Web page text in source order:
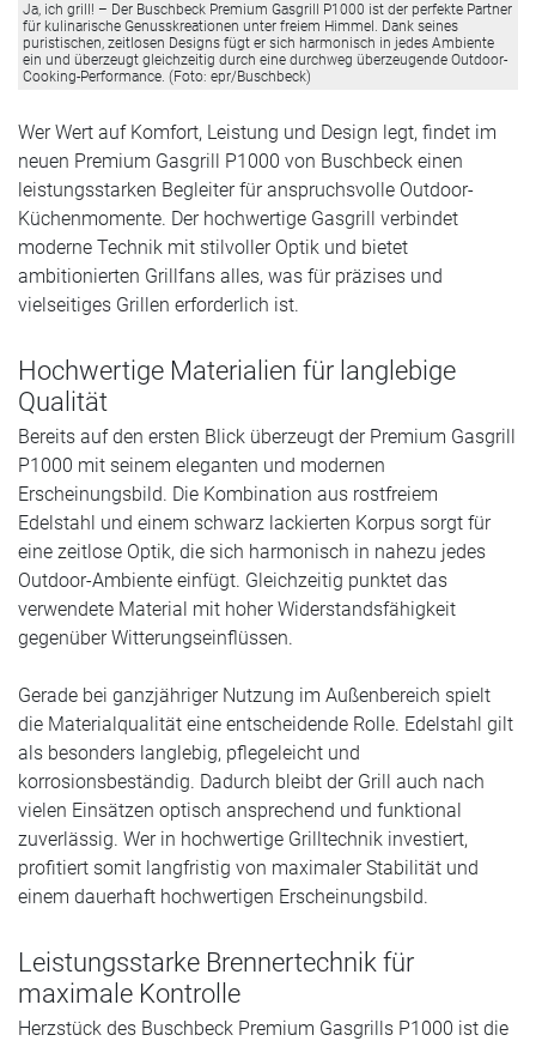
Ja, ich grill! – Der Buschbeck Premium Gasgrill P1000 ist der perfekte Partner
für kulinarische Genusskreationen unter freiem Himmel. Dank seines
puristischen, zeitlosen Designs fügt er sich harmonisch in jedes Ambiente
ein und überzeugt gleichzeitig durch eine durchweg überzeugende Outdoor-
Cooking-Performance. (Foto: epr/Buschbeck)
Wer Wert auf Komfort, Leistung und Design legt, findet im
neuen Premium Gasgrill P1000 von Buschbeck einen
leistungsstarken Begleiter für anspruchsvolle Outdoor-
Küchenmomente. Der hochwertige Gasgrill verbindet
moderne Technik mit stilvoller Optik und bietet
ambitionierten Grillfans alles, was für präzises und
vielseitiges Grillen erforderlich ist.
Hochwertige Materialien für langlebige
Qualität
Bereits auf den ersten Blick überzeugt der Premium Gasgrill
P1000 mit seinem eleganten und modernen
Erscheinungsbild. Die Kombination aus rostfreiem
Edelstahl und einem schwarz lackierten Korpus sorgt für
eine zeitlose Optik, die sich harmonisch in nahezu jedes
Outdoor-Ambiente einfügt. Gleichzeitig punktet das
verwendete Material mit hoher Widerstandsfähigkeit
gegenüber Witterungseinflüssen.
Gerade bei ganzjähriger Nutzung im Außenbereich spielt
die Materialqualität eine entscheidende Rolle. Edelstahl gilt
als besonders langlebig, pflegeleicht und
korrosionsbeständig. Dadurch bleibt der Grill auch nach
vielen Einsätzen optisch ansprechend und funktional
zuverlässig. Wer in hochwertige Grilltechnik investiert,
profitiert somit langfristig von maximaler Stabilität und
einem dauerhaft hochwertigen Erscheinungsbild.
Leistungsstarke Brennertechnik für
maximale Kontrolle
Herzstück des Buschbeck Premium Gasgrills P1000 ist die